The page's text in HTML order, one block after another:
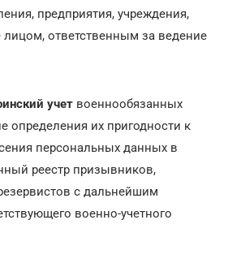
предприятия, учреждения,
лицом, ответственным за ведение
учет военнообязанных
определения их пригодности к
персональных данных в
реестр призывников,
с дальнейшим
военно-учетного